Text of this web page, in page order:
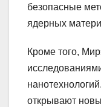
безопасные
ядерных
Кроме того,
открывают